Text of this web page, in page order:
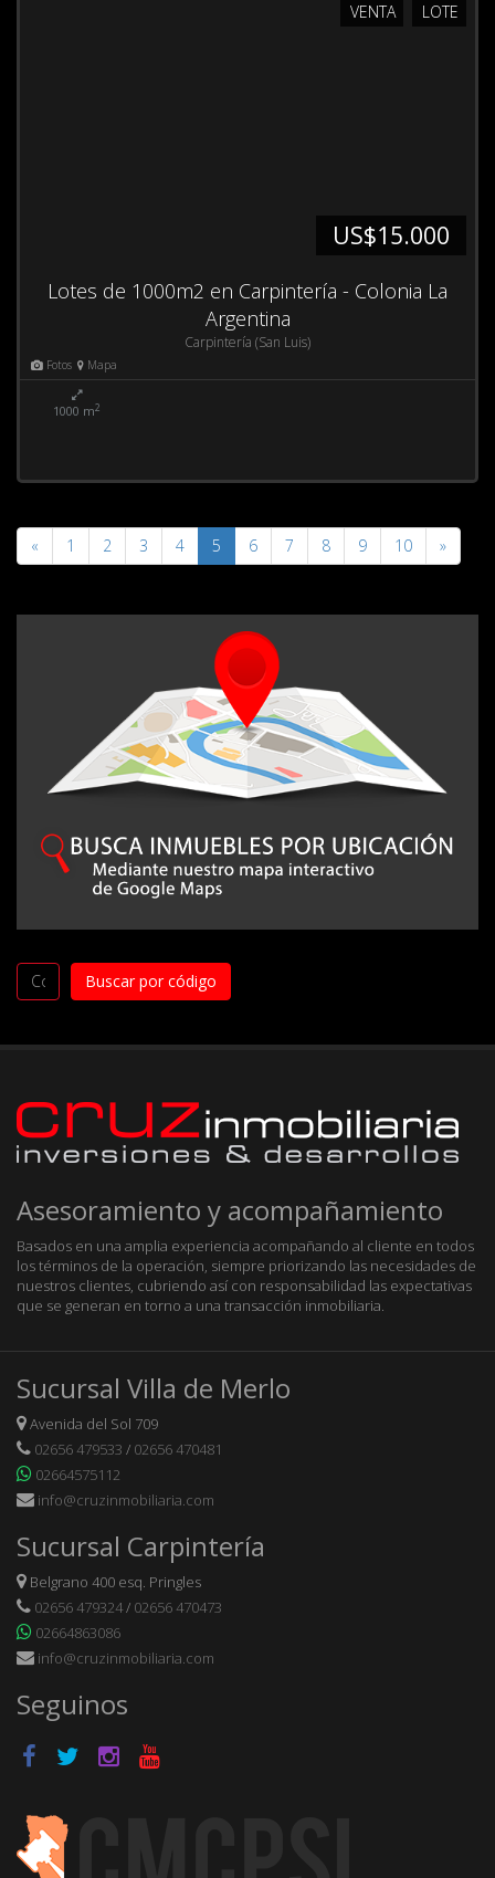
LOTE
VENTA
US$15.000
Lotes de 1000m2 en Carpintería - Colonia La
Argentina
Carpintería (San Luis)
Fotos Mapa
1000 m2
« 1 2 3 4 5 6 7 8 9 10 »
Asesoramiento y acompañamiento
Basados en una amplia experiencia acompañando al cliente en todos
los términos de la operación, siempre priorizando las necesidades de
nuestros clientes, cubriendo así con responsabilidad las expectativas
que se generan en torno a una transacción inmobiliaria.
Sucursal Villa de Merlo
Avenida del Sol 709
02656 479533 / 02656 470481
02664575112
info@cruzinmobiliaria.com
Sucursal Carpintería
Belgrano 400 esq. Pringles
02656 479324/ 02656 470473
02664863086
info@cruzinmobiliaria.com
Seguinos